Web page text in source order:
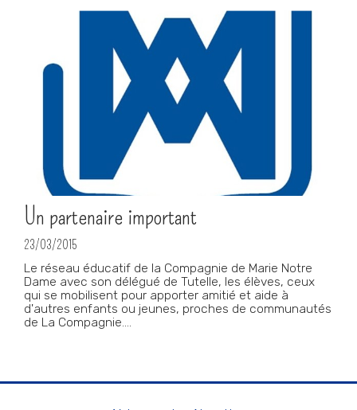
Un partenaire important
23/03/2015
Le réseau éducatif de la Compagnie de Marie Notre
Dame avec son délégué de Tutelle, les élèves, ceux
qui se mobilisent pour apporter amitié et aide à
d'autres enfants ou jeunes, proches de communautés
de La Compagnie....